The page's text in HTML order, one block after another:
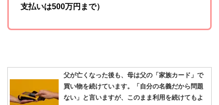
支払いは500万円まで）
父が亡くなった後も、母は父の「家族カード」で
買い物を続けています。「自分の名義だから問題
ない」と言いますが、このまま利用を続けてもよ